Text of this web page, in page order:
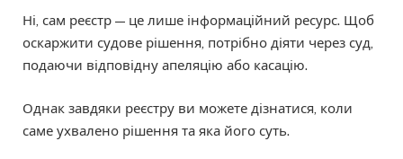
Ні, сам реєстр — це лише інформаційний ресурс. Щоб
оскаржити судове рішення, потрібно діяти через суд,
подаючи відповідну апеляцію або касацію.
Однак завдяки реєстру ви можете дізнатися, коли
саме ухвалено рішення та яка його суть.